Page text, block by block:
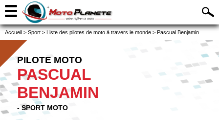
Accueil > Sport > Liste des pilotes de moto à travers le monde > Pascual Benjamin
PILOTE MOTO
PASCUAL
BENJAMIN
- SPORT MOTO